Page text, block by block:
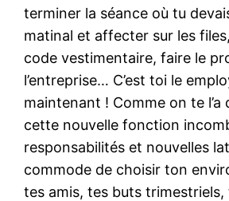
terminer la séance où tu
matinal et affecter sur les
code vestimentaire, faire le
l’entreprise… C’est toi le
maintenant ! Comme on te l’a
cette nouvelle fonction
responsabilités et nouvelles
commode de choisir ton
tes amis, tes buts